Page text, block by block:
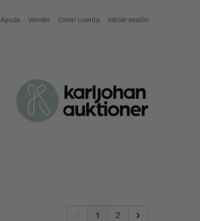
Ayuda Vender Crear cuenta Iniciar sesión
1 2